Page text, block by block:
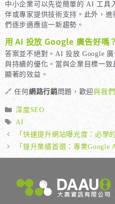
中小企業可以先從簡單的 AI 工具
伴或專家提供技術支持。此外，
們逐步適應這一新趨勢。
用 AI 投放 Google 廣告好嗎
答案並不絕對。AI 投放 Google
與持續的優化。當與企業目標一
顯著的效益。
🔗 任何網路行銷問題，歡迎與我
分
類
深度SEO
標
籤
AI
「快速提升網站曝光度：必學
「提升業績首選：專業Google